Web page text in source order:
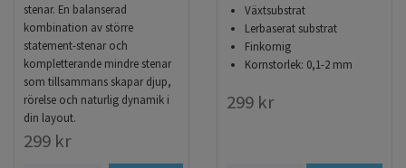
stenar. En balanserad
kombination av större
statement-stenar och
kompletterande mindre stenar
som tillsammans skapar djup,
rörelse och naturlig dynamik i
din layout.
299 kr
Växtsubstrat
Lerbaserat substrat
Finkornig
Kornstorlek: 0,1-2 mm
299 kr